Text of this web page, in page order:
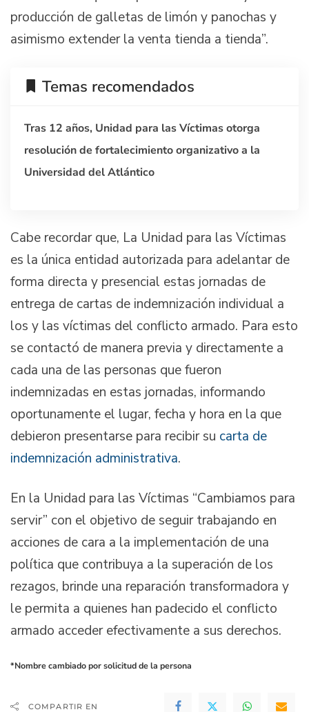
producción de galletas de limón y panochas y
asimismo extender la venta tienda a tienda”.
Temas recomendados
Tras 12 años, Unidad para las Víctimas otorga
resolución de fortalecimiento organizativo a la
Universidad del Atlántico
Cabe recordar que, La Unidad para las Víctimas
es la única entidad autorizada para adelantar de
forma directa y presencial estas jornadas de
entrega de cartas de indemnización individual a
los y las víctimas del conflicto armado. Para esto
se contactó de manera previa y directamente a
cada una de las personas que fueron
indemnizadas en estas jornadas, informando
oportunamente el lugar, fecha y hora en la que
debieron presentarse para recibir su carta de
indemnización administrativa.
En la Unidad para las Víctimas “Cambiamos para
servir” con el objetivo de seguir trabajando en
acciones de cara a la implementación de una
política que contribuya a la superación de los
rezagos, brinde una reparación transformadora y
le permita a quienes han padecido el conflicto
armado acceder efectivamente a sus derechos.
*Nombre cambiado por solicitud de la persona
COMPARTIR EN